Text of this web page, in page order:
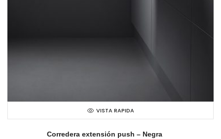
VISTA RAPIDA
Corredera extensión push – Negra